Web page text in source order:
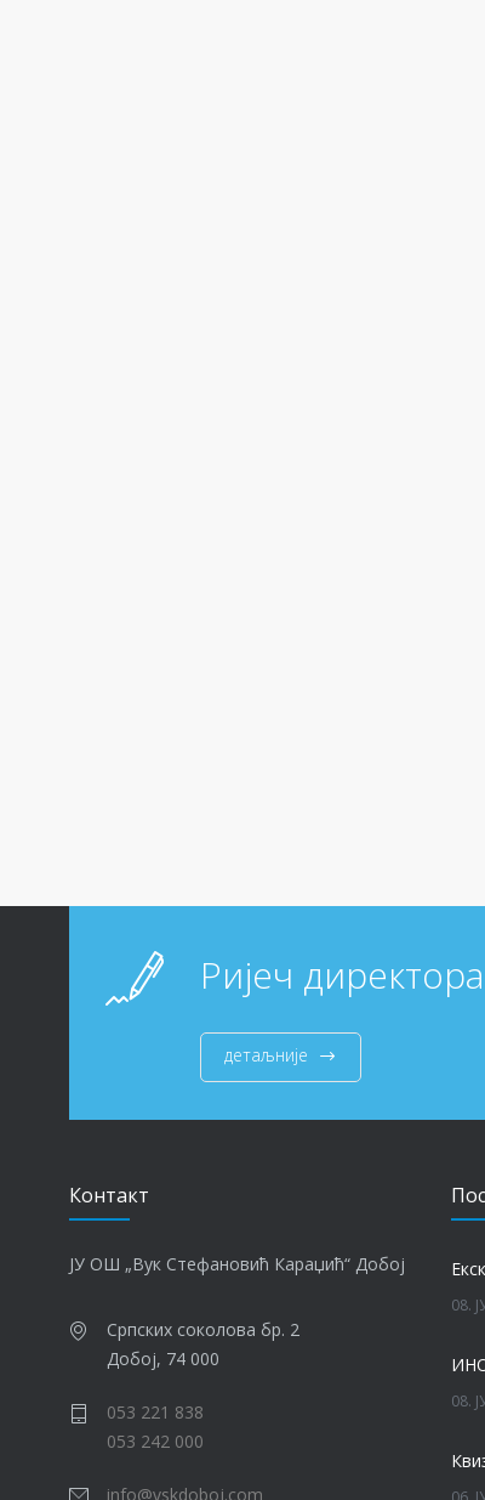
Ријеч директора
детаљније
Контакт
ЈУ ОШ „Вук Стефановић Караџић“ Добој
Српских соколова бр. 2
Добој, 74 000
053 221 838
053 242 000
info@vskdoboj.com
08.
08.